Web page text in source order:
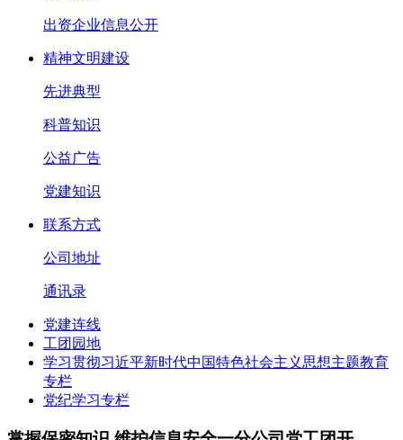
出资企业信息公开
精神文明建设
先进典型
科普知识
公益广告
党建知识
联系方式
公司地址
通讯录
党建连线
工团园地
学习贯彻习近平新时代中国特色社会主义思想主题教育
专栏
党纪学习专栏